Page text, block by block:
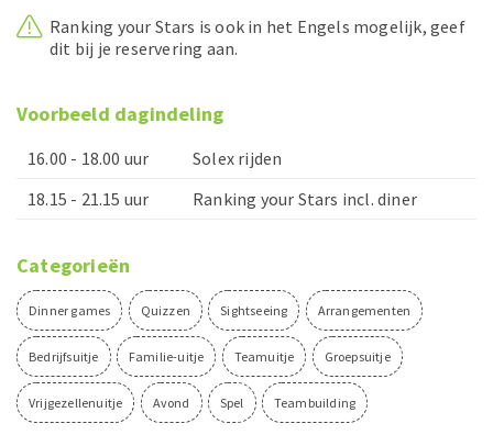
Ranking your Stars is ook in het Engels mogelijk, geef
dit bij je reservering aan.
Voorbeeld dagindeling
16.00 - 18.00 uur
Solex rijden
18.15 - 21.15 uur
Ranking your Stars incl. diner
Categorieën
Dinner games Quizzen Sightseeing Arrangementen
Bedrijfsuitje Familie-uitje Teamuitje Groepsuitje
Vrijgezellenuitje Avond Spel Teambuilding